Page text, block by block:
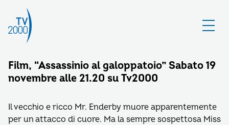
Film, “Assassinio al galoppatoio” Sabato 19
novembre alle 21.20 su Tv2000
Il vecchio e ricco Mr. Enderby muore apparentemente
per un attacco di cuore. Ma la sempre sospettosa Miss